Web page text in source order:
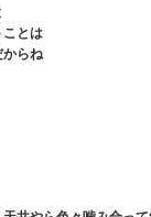
ことは
からね